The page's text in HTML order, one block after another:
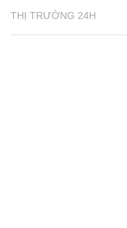
THỊ TRƯỜNG 24H